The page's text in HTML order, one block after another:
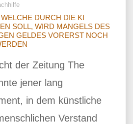
DURCH DIE KI
SOLL, WIRD MANGELS DES
GELDES VORERST NOCH
der Zeitung The
jener lang
in dem künstliche
Verstand